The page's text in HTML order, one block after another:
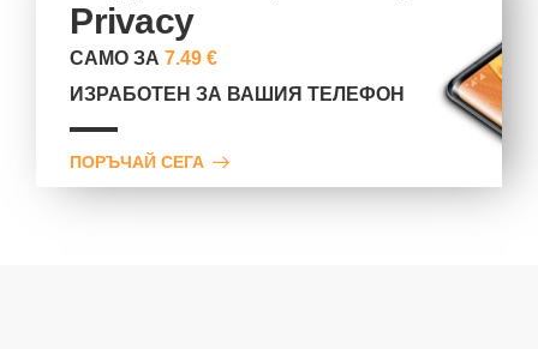
Privacy
САМО ЗА7.49 €
ИЗРАБОТЕН ЗА ВАШИЯ ТЕЛЕФОН
ПОРЪЧАЙ СЕГА